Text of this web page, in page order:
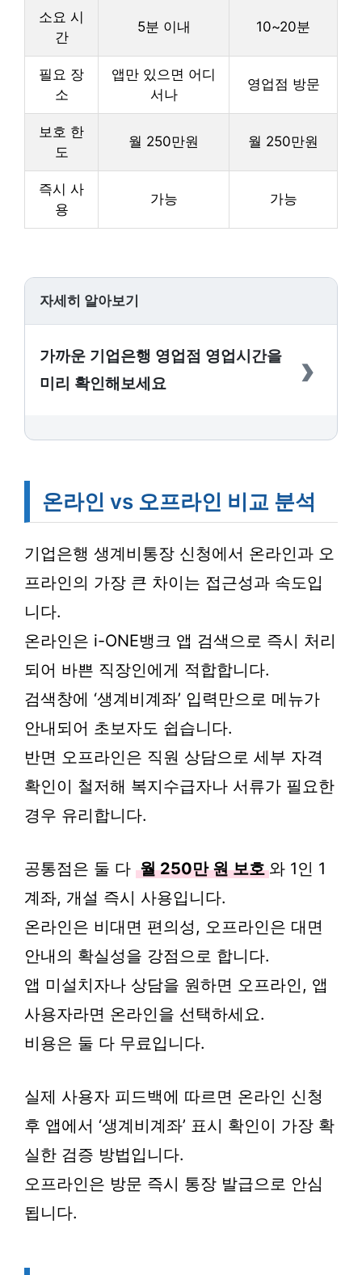
소요 시
간
5분 이내 10~20분
필요 장
소
앱만 있으면 어디
서나
영업점 방문
보호 한
도
월 250만원 월 250만원
즉시 사
용
가능 가능
자세히 알아보기
가까운 기업은행 영업점 영업시간을
미리 확인해보세요
›
온라인 vs 오프라인 비교 분석
기업은행 생계비통장 신청에서 온라인과 오
프라인의 가장 큰 차이는 접근성과 속도입
니다.
온라인은 i-ONE뱅크 앱 검색으로 즉시 처리
되어 바쁜 직장인에게 적합합니다.
검색창에 ‘생계비계좌’ 입력만으로 메뉴가
안내되어 초보자도 쉽습니다.
반면 오프라인은 직원 상담으로 세부 자격
확인이 철저해 복지수급자나 서류가 필요한
경우 유리합니다.
공통점은 둘 다 월 250만 원 보호 와 1인 1
계좌, 개설 즉시 사용입니다.
온라인은 비대면 편의성, 오프라인은 대면
안내의 확실성을 강점으로 합니다.
앱 미설치자나 상담을 원하면 오프라인, 앱
사용자라면 온라인을 선택하세요.
비용은 둘 다 무료입니다.
실제 사용자 피드백에 따르면 온라인 신청
후 앱에서 ‘생계비계좌’ 표시 확인이 가장 확
실한 검증 방법입니다.
오프라인은 방문 즉시 통장 발급으로 안심
됩니다.